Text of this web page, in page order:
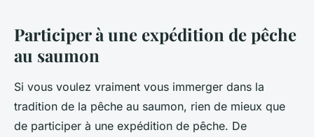
Participer à une expédition de pêche
au saumon
Si vous voulez vraiment vous immerger dans la
tradition de la pêche au saumon, rien de mieux que
de participer à une expédition de pêche. De